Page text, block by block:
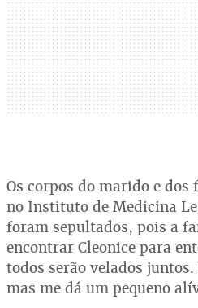
Os corpos do marido e dos
no Instituto de Medicina
foram sepultados, pois a
encontrar Cleonice para
todos serão velados
mas me dá um pequeno